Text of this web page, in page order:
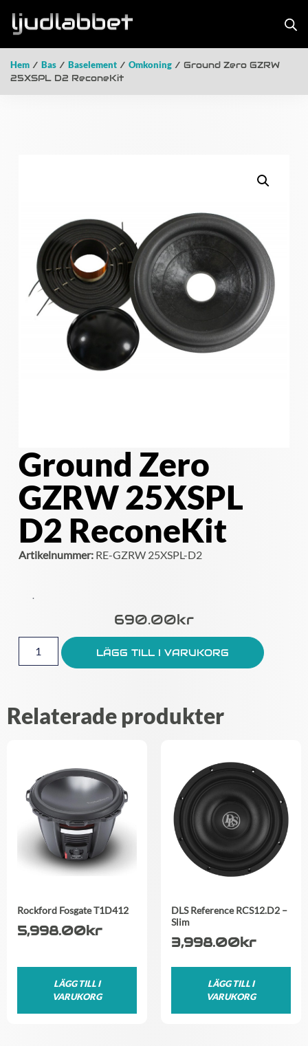
Hem / Bas / Baselement / Omkoning / Ground Zero GZRW
25XSPL D2 ReconeKit
Ground Zero
GZRW 25XSPL
D2 ReconeKit
Artikelnummer:RE-GZRW 25XSPL-D2
.
690.00Kr
LÄGG TILL I VARUKORG
Relaterade produkter
Rockford Fosgate T1D412
5,998.00kr
LÄGG TILL I
VARUKORG
DLS Reference RCS12.D2 –
Slim
3,998.00kr
LÄGG TILL I
VARUKORG